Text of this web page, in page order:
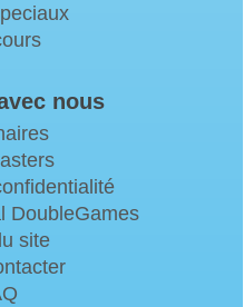
nous
DoubleGames
site